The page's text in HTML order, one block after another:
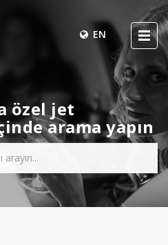
EN
özel jet
arama yapın